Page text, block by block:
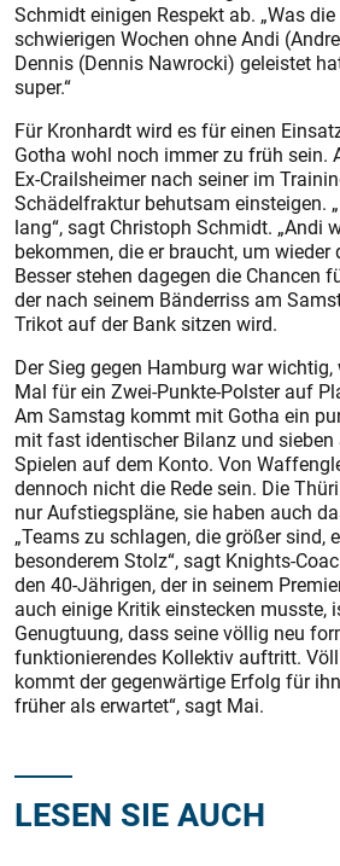
Schmidt einigen Respekt ab. „Was
schwierigen Wochen ohne Andi
Dennis (Dennis Nawrocki) geleistet
super.“
Für Kronhardt wird es für einen
Gotha wohl noch immer zu früh sein.
Ex-Crailsheimer nach seiner im
Schädelfraktur behutsam einsteigen.
lang“, sagt Christoph Schmidt. „Andi
bekommen, die er braucht, um wieder
Besser stehen dagegen die Chancen
der nach seinem Bänderriss am
Trikot auf der Bank sitzen wird.
Der Sieg gegen Hamburg war wichtig,
Mal für ein Zwei-Punkte-Polster auf
Am Samstag kommt mit Gotha ein
mit fast identischer Bilanz und sieben
Spielen auf dem Konto. Von
dennoch nicht die Rede sein. Die
nur Aufstiegspläne, sie haben auch
„Teams zu schlagen, die größer sind,
besonderem Stolz“, sagt Knights-­
den 40-Jährigen, der in seinem
auch einige Kritik einstecken musste,
Genugtuung, dass seine völlig neu
funktionierendes Kollektiv auftritt.
kommt der gegenwärtige Erfolg für
früher als erwartet“, sagt Mai.
LESEN SIE AUCH